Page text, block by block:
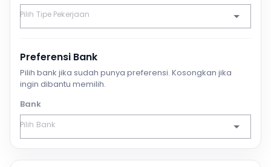
Preferensi Bank
Pilih bank jika sudah punya preferensi. Kosongkan jika
ingin dibantu memilih.
Bank